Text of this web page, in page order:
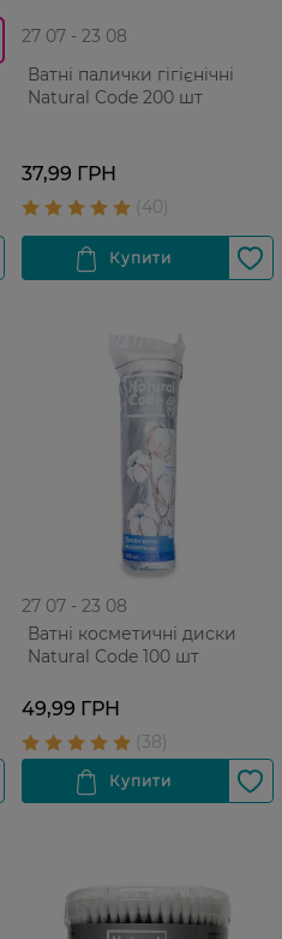
27 07 - 23 08
Ватні палички гiгiєнiчні
Natural Code 200 шт
37,99 ГРН
27 07 - 23 08
Ватні косметичні диски
Natural Code 100 шт
49,99 ГРН